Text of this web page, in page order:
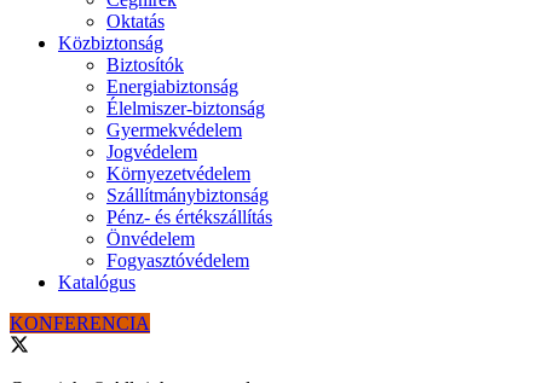
Oktatás
Közbiztonság
Biztosítók
Energiabiztonság
Élelmiszer-biztonság
Gyermekvédelem
Jogvédelem
Környezetvédelem
Szállítmánybiztonság
Pénz- és értékszállítás
Önvédelem
Fogyasztóvédelem
Katalógus
KONFERENCIA